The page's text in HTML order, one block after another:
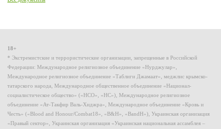
18+
* Экстремистские и террористические организации, запрещенные в Российской
Федерации: Международное религиозное объединение «Нурджулар»,
Международное религиозное объединение «Таблиги Джамаат», меджлис крымско-
татарского народа, Международное общественное объединение «Национал-
социалистическое общество» («НСО», «НС»), Международное религиозное
объединение «Ат-Такфир Валь-Хиджра», Международное объединение «Кровь и
Честь» («Blood and Honour/Combat18», «B&H», «BandH»), Украинская организация
«Правый сектор», Украинская организация «Украинская национальная ассамблея –